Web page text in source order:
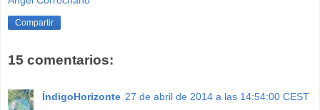
Compartir
15 comentarios:
ÍndigoHorizonte 27 de abril de 2014 a las 14:54:00 CEST